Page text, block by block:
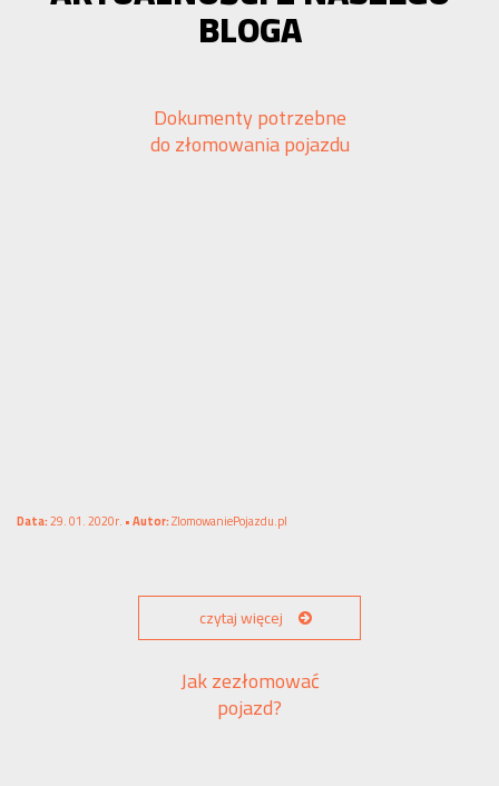
BLOGA
Dokumenty potrzebne
do złomowania pojazdu
Data:29. 01. 2020r. •Autor:ZlomowaniePojazdu.pl
czytaj więcej
Jak zezłomować
pojazd?